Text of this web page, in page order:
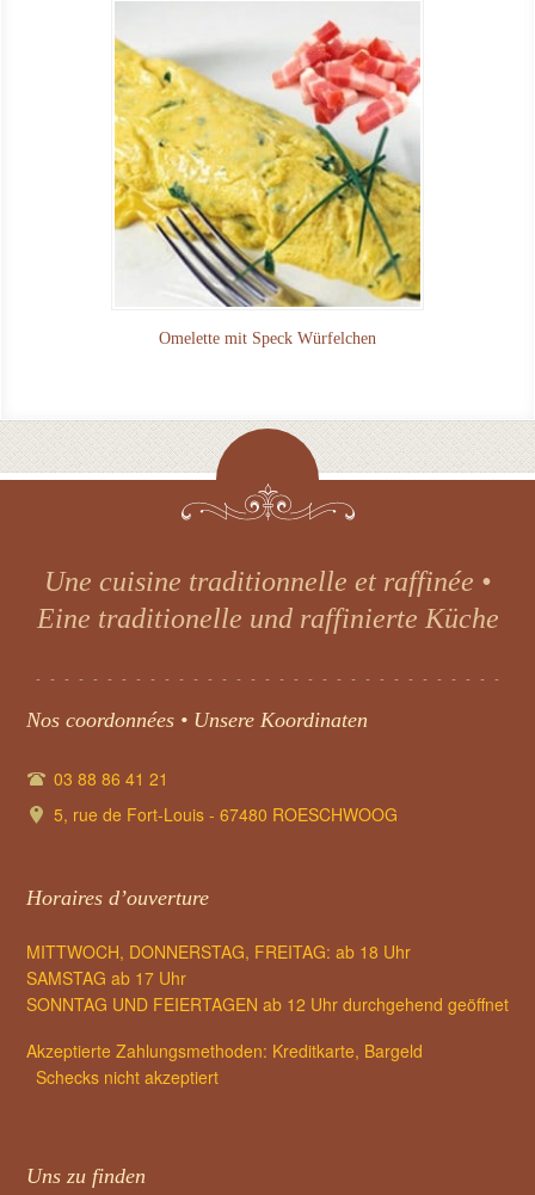
Omelette mit Speck Würfelchen
Nos coordonnées • Unsere Koordinaten
03 88 86 41 21
5, rue de Fort-Louis - 67480 ROESCHWOOG
Horaires d’ouverture
MITTWOCH, DONNERSTAG, FREITAG: ab 18 Uhr
SAMSTAG ab 17 Uhr
SONNTAG UND FEIERTAGEN ab 12 Uhr durchgehend geöffnet
Akzeptierte Zahlungsmethoden: Kreditkarte, Bargeld
Schecks nicht akzeptiert
Uns zu finden